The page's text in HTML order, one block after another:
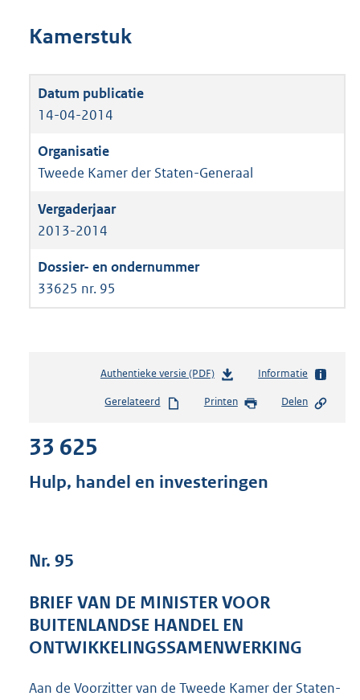
Kamerstuk
14-04-2014
Tweede Kamer der Staten-Generaal
2013-2014
33625 nr. 95
Authentieke versie (PDF)b
s
s
e
:
3
b
Informatie
Gerelateerd Printen Delen
33 625
Hulp, handel en investeringen
Nr. 95
BRIEF VAN DE MINISTER VOOR
BUITENLANDSE HANDEL EN
ONTWIKKELINGSSAMENWERKING
Aan de Voorzitter van de Tweede Kamer der Staten-